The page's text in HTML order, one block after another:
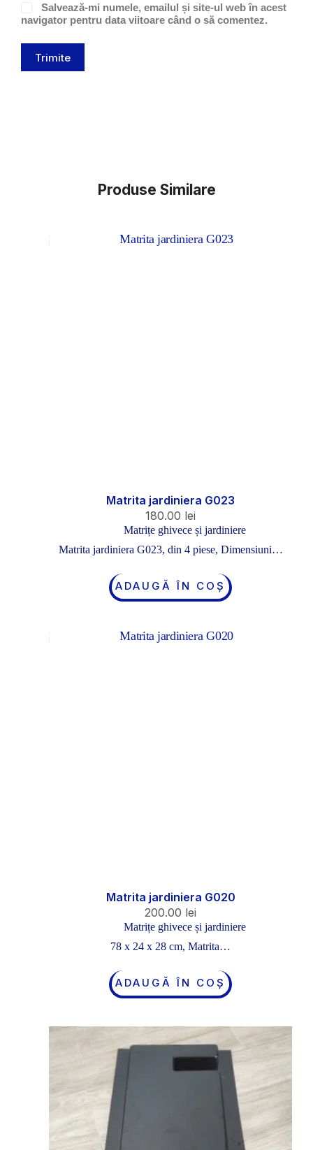
Salvează-mi numele, emailul și site-ul web în acest
navigator pentru data viitoare când o să comentez.
Trimite
Produse Similare
Matrita jardiniera G023
180.00 lei
Matrițe ghivece și jardiniere
Matrita jardiniera G023, din 4 piese, Dimensiuni…
ADAUGĂ ÎN COȘ
Matrita jardiniera G020
200.00 lei
Matrițe ghivece și jardiniere
78 x 24 x 28 cm, Matrita…
ADAUGĂ ÎN COȘ